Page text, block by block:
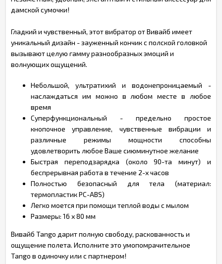
дамской сумочки!
Гладкий и чувственный, этот вибратор от Вивайб имеет
уникальный дизайн - зауженный кончик с полской головкой
вызывают целую гамму разнообразных эмоций и
волнующих ощущений.
Небольшой, ультратихий и водонепроницаемый -
наслаждаться им можно в любом месте в любое
время
Суперфункциональный - предельно простое
кнопочное управление, чувственные вибрации и
различные режимы мощности способны
удовлетворить любое Ваше сиюминутное желание
Быстрая переподзарядка (около 90-та минут) и
беспрерывная работа в течение 2-х часов
Полностью безопасный для тела (материал:
термопластик PC-ABS)
Легко моется при помощи теплой воды с мылом
Размеры: 16 х 80 мм
Вивайб Tango дарит полную свободу, раскованность и
ощущение полета. Исполните это умопомрачительное
Tango в одиночку или с партнером!